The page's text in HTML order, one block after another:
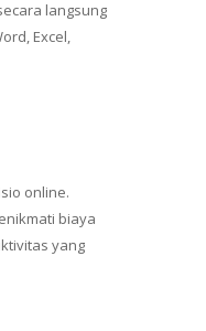
langsung
Excel,
online.
biaya
yang